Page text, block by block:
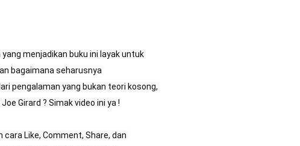
menjadikan buku ini layak untuk
bagaimana seharusnya
pengalaman yang bukan teori kosong,
Girard ? Simak video ini ya !
Like, Comment, Share, dan